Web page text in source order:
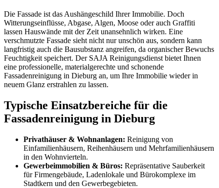
Die Fassade ist das Aushängeschild Ihrer Immobilie. Doch
Witterungseinflüsse, Abgase, Algen, Moose oder auch Graffiti
lassen Hauswände mit der Zeit unansehnlich wirken. Eine
verschmutzte Fassade sieht nicht nur unschön aus, sondern kann
langfristig auch die Bausubstanz angreifen, da organischer Bewuchs
Feuchtigkeit speichert. Der SAJA Reinigungsdienst bietet Ihnen
eine professionelle, materialgerechte und schonende
Fassadenreinigung in Dieburg an, um Ihre Immobilie wieder in
neuem Glanz erstrahlen zu lassen.
Typische Einsatzbereiche für die
Fassadenreinigung in Dieburg
Privathäuser & Wohnanlagen: Reinigung von
Einfamilienhäusern, Reihenhäusern und Mehrfamilienhäusern
in den Wohnvierteln.
Gewerbeimmobilien & Büros: Repräsentative Sauberkeit
für Firmengebäude, Ladenlokale und Bürokomplexe im
Stadtkern und den Gewerbegebieten.